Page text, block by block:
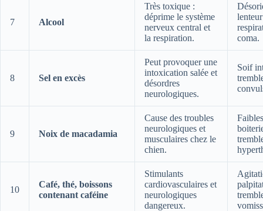
7 Alcool
Très toxique :
déprime le système
nerveux central et
la respiration.
lenteur
coma.
8 Sel en excès
Peut provoquer une
intoxication salée et
désordres
neurologiques.
Soif
9 Noix de macadamia
Cause des troubles
neurologiques et
musculaires chez le
chien.
10
Café, thé, boissons
contenant caféine
Stimulants
cardiovasculaires et
neurologiques
dangereux.